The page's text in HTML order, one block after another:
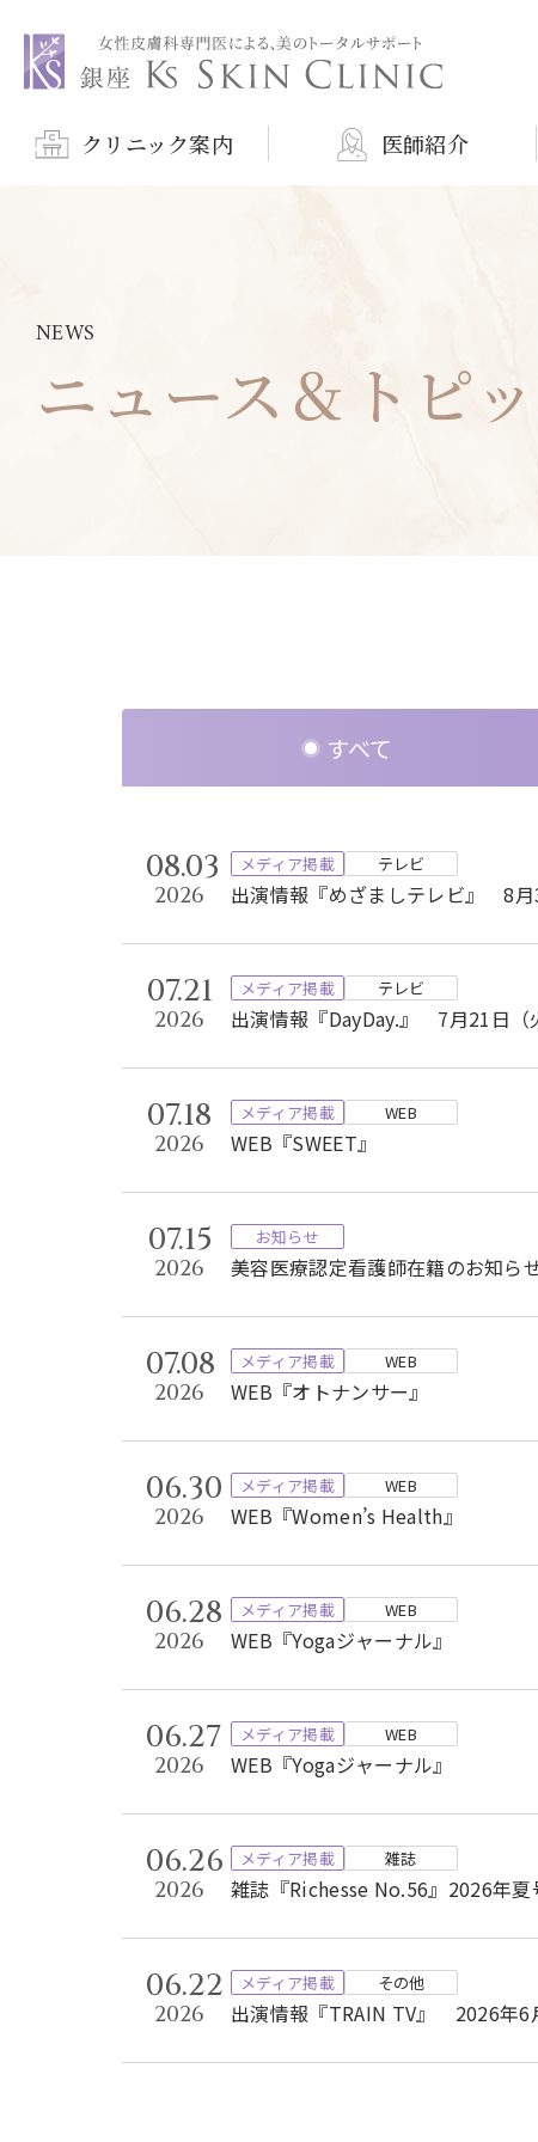
銀座ケイスキンクリニック
クリニック案内 医師紹介
NEWS
ニュース＆トピ
すべて
08.03
2026
メディア掲載 テレビ
出演情報『めざましテレビ』 8
07.21
2026
メディア掲載 テレビ
出演情報『DayDay.』 7月21日（
07.18
2026
メディア掲載 WEB
WEB『SWEET』
07.15
2026
お知らせ
美容医療認定看護師在籍のお知ら
07.08
2026
メディア掲載 WEB
WEB『オトナンサー』
06.30
2026
メディア掲載 WEB
WEB『Women’s Health』
06.28
2026
メディア掲載 WEB
WEB『Yogaジャーナル』
06.27
2026
メディア掲載 WEB
WEB『Yogaジャーナル』
06.26
2026
メディア掲載 雑誌
雑誌『Richesse No.56』2026年夏
06.22
2026
メディア掲載 その他
出演情報『TRAIN TV』 2026年6